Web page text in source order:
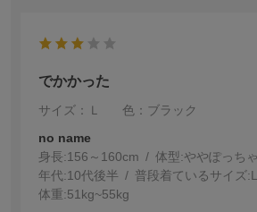
でかかった
サイズ：Ｌ
色：ブラック
no name
身長:156～160cm 体型:ぽっちゃ
年代:10代後半 普段着ているサイズ:L
体重:51kg~55kg